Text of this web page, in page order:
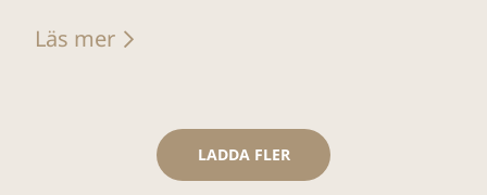
Läs mer
LADDA FLER